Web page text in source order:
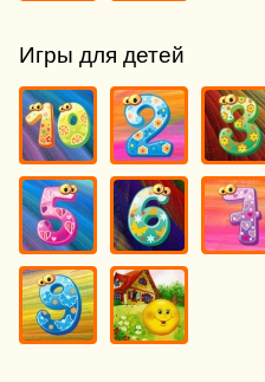
Игры для детей